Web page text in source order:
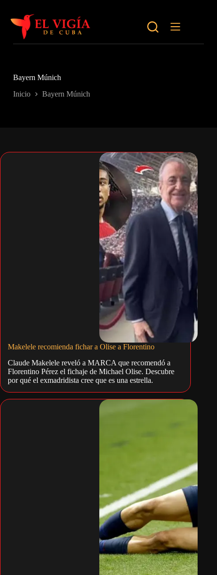
contenido
Bayern Múnich
Inicio Bayern Múnich
Makelele recomienda fichar a Olise a Florentino
Claude Makelele reveló a MARCA que recomendó a
Florentino Pérez el fichaje de Michael Olise. Descubre
por qué el exmadridista cree que es una estrella.